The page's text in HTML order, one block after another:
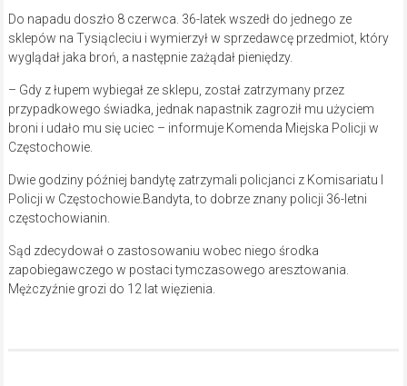
Do napadu doszło 8 czerwca. 36-latek wszedł do jednego ze
sklepów na Tysiącleciu i wymierzył w sprzedawcę przedmiot, który
wyglądał jaka broń, a następnie zażądał pieniędzy.
– Gdy z łupem wybiegał ze sklepu, został zatrzymany przez
przypadkowego świadka, jednak napastnik zagroził mu użyciem
broni i udało mu się uciec – informuje Komenda Miejska Policji w
Częstochowie.
Dwie godziny później bandytę zatrzymali policjanci z Komisariatu I
Policji w Częstochowie.Bandyta, to dobrze znany policji 36-letni
częstochowianin.
Sąd zdecydował o zastosowaniu wobec niego środka
zapobiegawczego w postaci tymczasowego aresztowania.
Mężczyźnie grozi do 12 lat więzienia.